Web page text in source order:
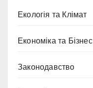
Екологія та Клімат
Економіка та Бізнес
Законодавство